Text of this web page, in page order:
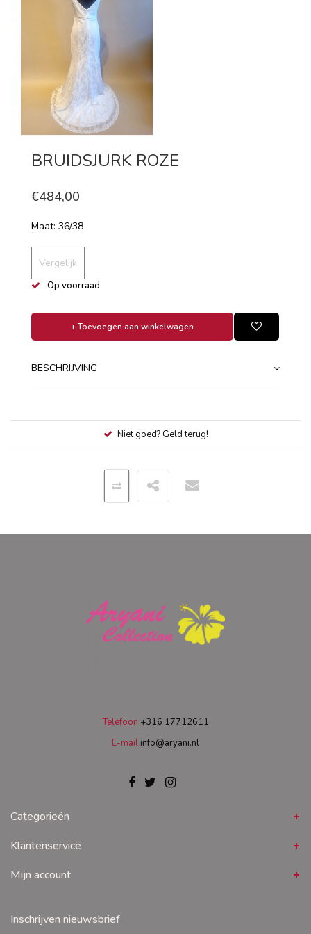
BRUIDSJURK ROZE
€484,00
Maat: 36/38
Vergelijk
Op voorraad
+ Toevoegen aan winkelwagen
BESCHRIJVING
Niet goed? Geld terug!
Telefoon +316 17712611
E-mail info@aryani.nl
Categorieën
Klantenservice
Mijn account
Inschrijven nieuwsbrief